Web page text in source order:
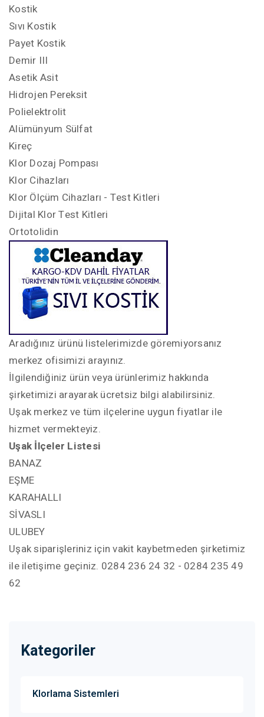
Kostik
Sıvı Kostik
Payet Kostik
Demir III
Asetik Asit
Hidrojen Pereksit
Polielektrolit
Alümünyum Sülfat
Kireç
Klor Dozaj Pompası
Klor Cihazları
Klor Ölçüm Cihazları - Test Kitleri
Dijital Klor Test Kitleri
Ortotolidin
Aradığınız ürünü listelerimizde göremiyorsanız
merkez ofisimizi arayınız.
İlgilendiğiniz ürün veya ürünlerimiz hakkında
şirketimizi arayarak ücretsiz bilgi alabilirsiniz.
Uşak merkez ve tüm ilçelerine uygun fiyatlar ile
hizmet vermekteyiz.
Uşak İlçeler Listesi
BANAZ
EŞME
KARAHALLI
SİVASLI
ULUBEY
Uşak siparişleriniz için vakit kaybetmeden şirketimiz
ile iletişime geçiniz. 0284 236 24 32 - 0284 235 49
62
Kategoriler
Klorlama Sistemleri